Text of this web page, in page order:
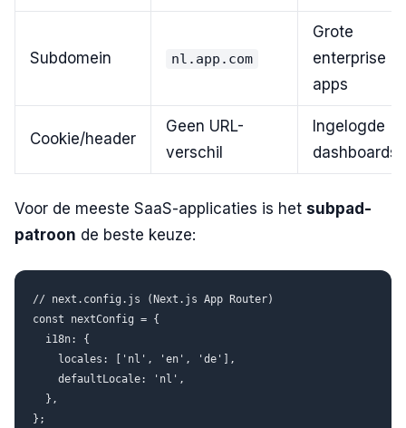
Subdomein nl.app.com
Grote
enterprise
apps
Cookie/header
Geen URL-
verschil
Ingelogde
dashboards
Voor de meeste SaaS-applicaties is het subpad-
patroon de beste keuze:
// next.config.js (Next.js App Router)
const nextConfig = {
  i18n: {
    locales: ['nl', 'en', 'de'],
    defaultLocale: 'nl',
  },